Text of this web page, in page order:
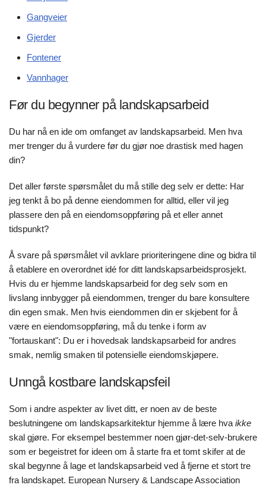
Gangveier
Gjerder
Fontener
Vannhager
Før du begynner på landskapsarbeid
Du har nå en ide om omfanget av landskapsarbeid. Men hva
mer trenger du å vurdere før du gjør noe drastisk med hagen
din?
Det aller første spørsmålet du må stille deg selv er dette: Har
jeg tenkt å bo på denne eiendommen for alltid, eller vil jeg
plassere den på en eiendomsoppføring på et eller annet
tidspunkt?
Å svare på spørsmålet vil avklare prioriteringene dine og bidra til
å etablere en overordnet idé for ditt landskapsarbeidsprosjekt.
Hvis du er hjemme landskapsarbeid for deg selv som en
livslang innbygger på eiendommen, trenger du bare konsultere
din egen smak. Men hvis eiendommen din er skjebent for å
være en eiendomsoppføring, må du tenke i form av
"fortauskant": Du er i hovedsak landskapsarbeid for andres
smak, nemlig smaken til potensielle eiendomskjøpere.
Unngå kostbare landskapsfeil
Som i andre aspekter av livet ditt, er noen av de beste
beslutningene om landskapsarkitektur hjemme å lære hva ikke
skal gjøre. For eksempel bestemmer noen gjør-det-selv-brukere
som er begeistret for ideen om å starte fra et tomt skifer at de
skal begynne å lage et landskapsarbeid ved å fjerne et stort tre
fra landskapet. European Nursery & Landscape Association